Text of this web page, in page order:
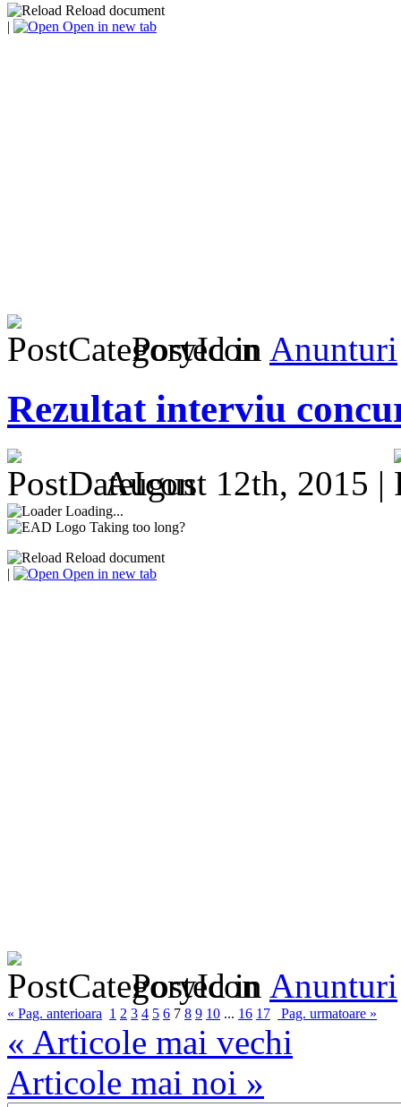
Reload document
|
Open in new tab
Posted in Anunturi
Rezultat interviu
August 12th, 2015 |
Loading...
Taking too long?
Reload document
|
Open in new tab
Posted in Anunturi
« Pag. anterioara 1 2 3 4 5 6 7 8 9 10 ... 16 17 Pag. urmatoare »
« Articole mai vechi
Articole mai noi »